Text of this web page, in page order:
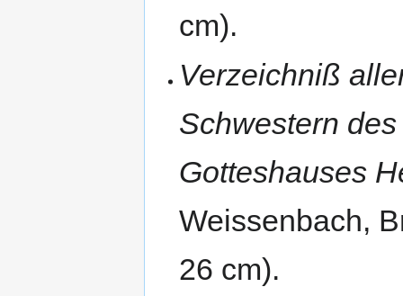
cm).
Verzeichniß
Schwestern
Gotteshauses
Weissenbach,
26 cm).